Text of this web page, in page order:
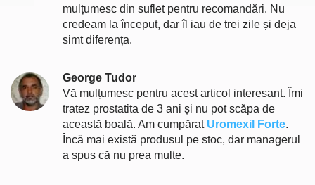
mulțumesc din suflet pentru recomandări. Nu
credeam la început, dar îl iau de trei zile și deja
simt diferența.
George Tudor
Vă mulțumesc pentru acest articol interesant. Îmi
tratez prostatita de 3 ani și nu pot scăpa de
această boală. Am cumpărat Uromexil Forte.
Încă mai există produsul pe stoc, dar managerul
a spus că nu prea multe.